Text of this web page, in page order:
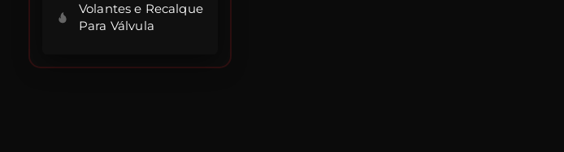
Volantes e Recalque
Para Válvula